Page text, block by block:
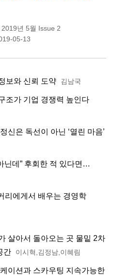
년 5월 Issue 2
05-13
보와 신뢰 도약 김남국
조가 기업 경쟁력 높인다
신은 독선이 아닌 ‘열린 마음’
닌데” 후회한 적 있다면…
리에게서 배우는 경영학
살아서 돌아오는 곳 물밑 2차
간
이시혁,김정남,이혜림
이션과 스카우팅 지속가능한